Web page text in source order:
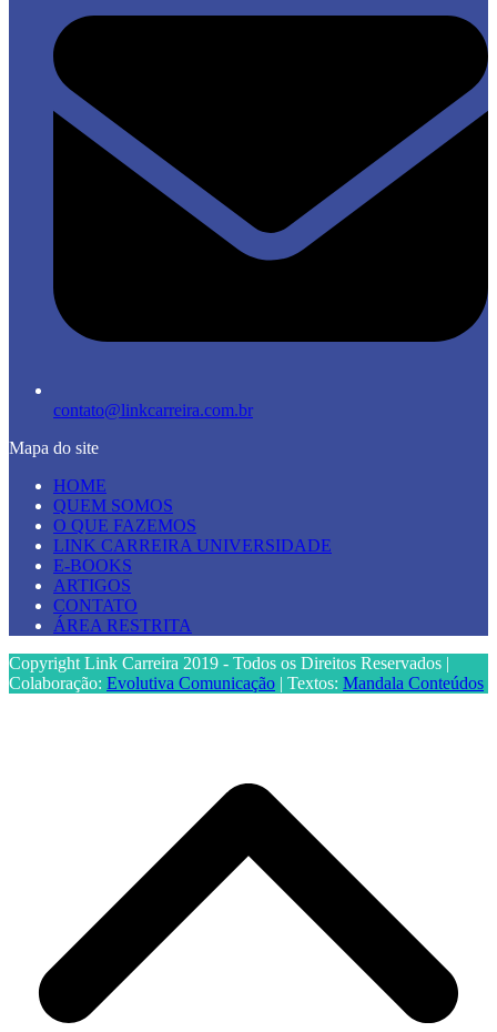
contato@linkcarreira.com.br
Mapa do site
HOME
QUEM SOMOS
O QUE FAZEMOS
LINK CARREIRA UNIVERSIDADE
E-BOOKS
ARTIGOS
CONTATO
ÁREA RESTRITA
Copyright Link Carreira 2019 - Todos os Direitos Reservados |
Colaboração: Evolutiva Comunicação | Textos: Mandala Conteúdos